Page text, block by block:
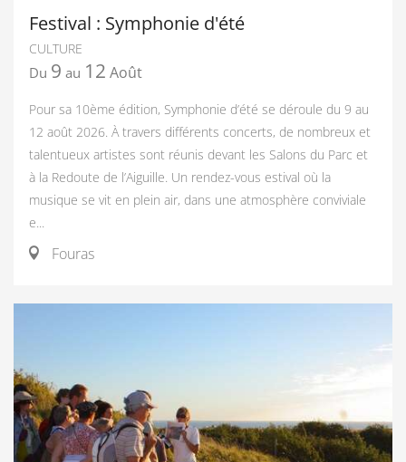
Festival : Symphonie d'été
CULTURE
Du 9 au 12 Août
Pour sa 10ème édition, Symphonie d’été se déroule du 9 au
12 août 2026. À travers différents concerts, de nombreux et
talentueux artistes sont réunis devant les Salons du Parc et
à la Redoute de l’Aiguille. Un rendez-vous estival où la
musique se vit en plein air, dans une atmosphère conviviale
e...
Fouras